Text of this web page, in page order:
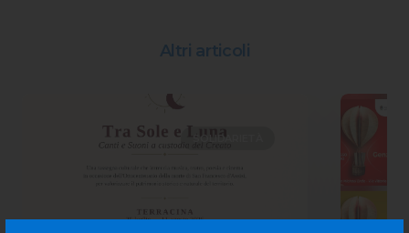
Altri articoli
SOLIDARIETÀ